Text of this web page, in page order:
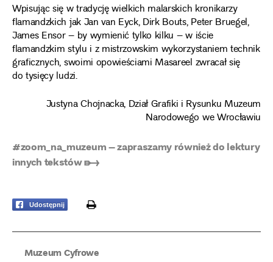
Wpisując się w tradycję wielkich malarskich kronikarzy
flamandzkich jak Jan van Eyck, Dirk Bouts, Peter Bruegel,
James Ensor – by wymienić tylko kilku – w iście
flamandzkim stylu i z mistrzowskim wykorzystaniem technik
graficznych, swoimi opowieściami Masareel zwracał się
do tysięcy ludzi.
Justyna Chojnacka, Dział Grafiki i Rysunku Muzeum
Narodowego we Wrocławiu
#zoom_na_muzeum – zapraszamy również do lektury
innych tekstów ➸
Udostępnij print
Muzeum Cyfrowe